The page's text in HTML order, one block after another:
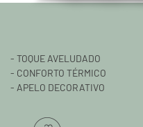
- TOQUE AVELUDADO
- CONFORTO TÉRMICO
- APELO DECORATIVO